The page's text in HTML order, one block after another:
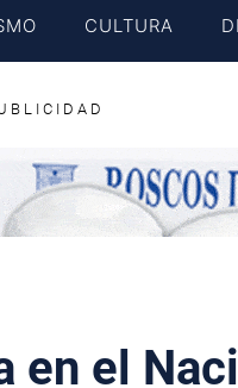
CULTURA
en el